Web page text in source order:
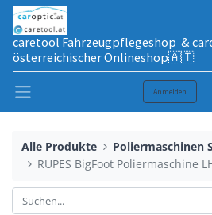
caretool Fahrzeugpflegeshop &
österreichischer Onlineshop🇦🇹
Anmelden
Alle Produkte
Poliermaschinen
RUPES BigFoot Poliermaschine